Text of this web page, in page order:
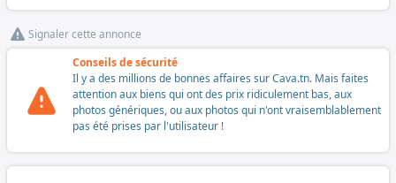
Signaler cette annonce
Conseils de sécurité
Il y a des millions de bonnes affaires sur Cava.tn. Mais faites
attention aux biens qui ont des prix ridiculement bas, aux
photos génériques, ou aux photos qui n'ont vraisemblablement
pas été prises par l'utilisateur !